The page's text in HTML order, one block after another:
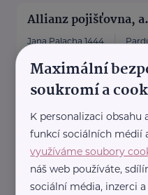
Allianz pojišťovna,
Jana Palacha 1444
Jsme tu, abychom
Pojistíme Vaše auto,
https://
a-poradci/0850-
+420 739 315 247
Maximální
soukromí a
K personalizaci obsahu
funkcí sociálních médií
využíváme soubory
náš web používáte,
sociální média, inzerci